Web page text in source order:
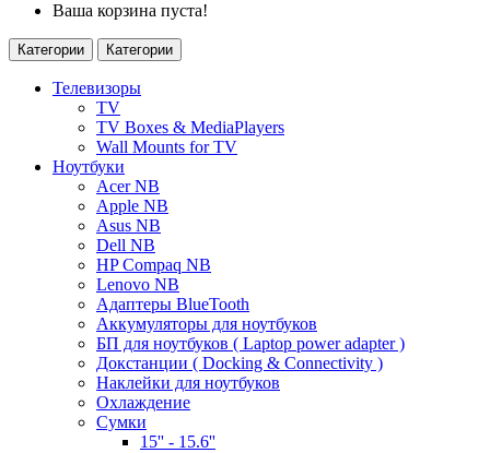
Ваша корзина пуста!
Категории Категории
Телевизоры
TV
TV Boxes & MediaPlayers
Wall Mounts for TV
Ноутбуки
Acer NB
Apple NB
Asus NB
Dell NB
HP Compaq NB
Lenovo NB
Адаптеры BlueTooth
Аккумуляторы для ноутбуков
БП для ноутбуков ( Laptop power adapter )
Докстанции ( Docking & Connectivity )
Наклейки для ноутбуков
Охлаждение
Сумки
15'' - 15.6''